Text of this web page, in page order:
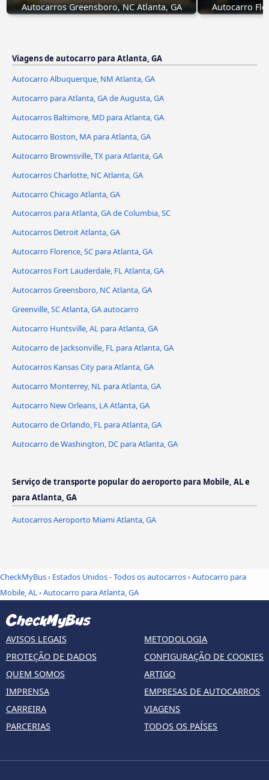
Autocarros Greensboro, NC Atlanta, GA Autocarro
Viagens de autocarro para Atlanta, GA
Autocarro Albuquerque, NM Atlanta, GA
Autocarro para Atlanta, GA de Augusta, GA
Autocarros Baltimore, MD para Atlanta, GA
Autocarro Boston, MA para Atlanta, GA
Autocarro Brownsville, TX para Atlanta, GA
Autocarros Charlotte, NC Atlanta, GA
Autocarro Chicago Atlanta, GA
Autocarros para Atlanta, GA de Columbia, SC
Autocarros Detroit Atlanta, GA
Autocarro Florence, SC para Atlanta, GA
Autocarros Fort Lauderdale, FL Atlanta, GA
Autocarros Greensboro, NC Atlanta, GA
Greenville, SC Atlanta, GA autocarro
Autocarro Huntsville, AL para Atlanta, GA
Autocarro de Jacksonville, FL para Atlanta, GA
Autocarros Kansas City para Atlanta, GA
Autocarro Monterrey, NL para Atlanta, GA
Autocarro New Orleans, LA Atlanta, GA
Autocarro de Orlando, FL para Atlanta, GA
Autocarro de Washington, DC para Atlanta, GA
Serviço de transporte popular do aeroporto para Mobile, AL e
para Atlanta, GA
Autocarros Aeroporto Miami Atlanta, GA
CheckMyBus› Estados Unidos - Todos os autocarros›Autocarro para
Mobile, AL›Autocarro para Atlanta, GA
AVISOS LEGAIS
PROTEÇÃO DE DADOS
QUEM SOMOS
IMPRENSA
CARREIRA
PARCERIAS
METODOLOGIA
CONFIGURAÇÃO DE COOKIES
ARTIGO
EMPRESAS DE AUTOCARROS
VIAGENS
TODOS OS PAÍSES